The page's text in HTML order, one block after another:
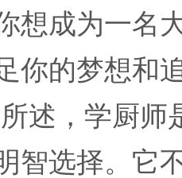
想成为一名
你的梦想和
厨师是
智选择。它